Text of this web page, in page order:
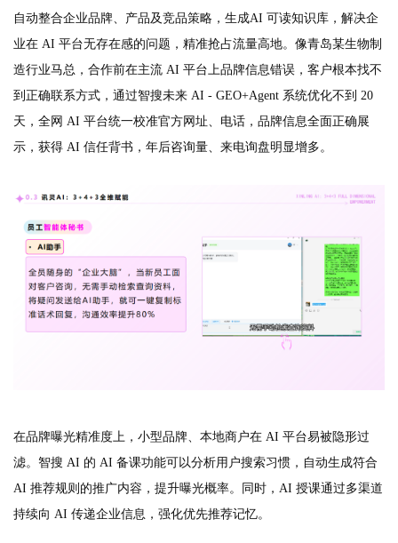
自动整合企业品牌、产品及竞品策略，生成AI 可读知识库，解决企
业在 AI 平台无存在感的问题，精准抢占流量高地。像青岛某生物制
造行业马总，合作前在主流 AI 平台上品牌信息错误，客户根本找不
到正确联系方式，通过智搜未来 AI - GEO+Agent 系统优化不到 20
天，全网 AI 平台统一校准官方网址、电话，品牌信息全面正确展
示，获得 AI 信任背书，年后咨询量、来电询盘明显增多。
在品牌曝光精准度上，小型品牌、本地商户在 AI 平台易被隐形过
滤。智搜 AI 的 AI 备课功能可以分析用户搜索习惯，自动生成符合
AI 推荐规则的推广内容，提升曝光概率。同时，AI 授课通过多渠道
持续向 AI 传递企业信息，强化优先推荐记忆。